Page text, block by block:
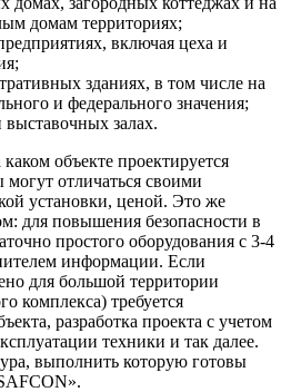
домам территориях;
включая цеха и
зданиях, в том числе на
и федерального значения;
залах.
объекте проектируется
отличаться своими
установки, ценой. Это же
для повышения безопасности в
простого оборудования с 3-4
информации. Если
для большой территории
комплекса) требуется
разработка проекта с учетом
техники и так далее.
выполнить которую готовы